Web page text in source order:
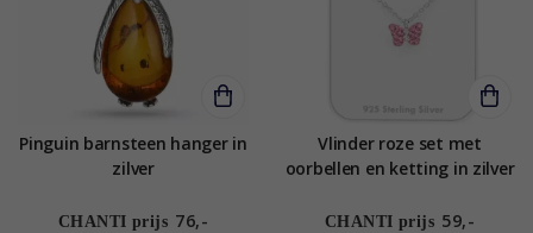
Pinguin barnsteen hanger in
zilver
CHANTI prijs 76,-
Vlinder roze set met
oorbellen en ketting in zilver
CHANTI prijs 59,-